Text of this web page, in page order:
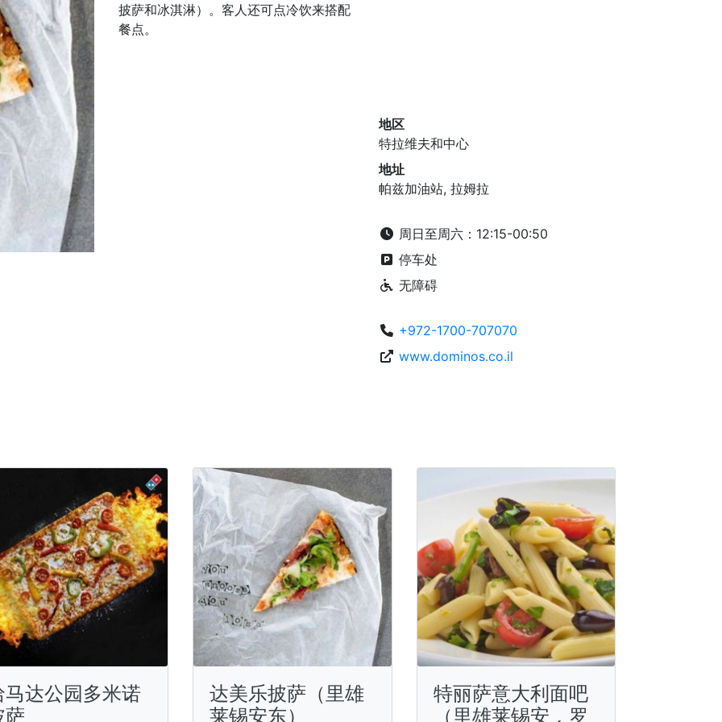
披萨和冰淇淋）。客人还可点冷饮来搭配
餐点。
地区
特拉维夫和中心
地址
帕兹加油站, 拉姆拉
周日至周六：12:15-00:50
停车处
无障碍
+972-1700-707070
www.dominos.co.il
马达公园多米诺
萨
达美乐披萨（里雄
莱锡安东）
特丽萨意大利面吧
（里雄莱锡安，罗